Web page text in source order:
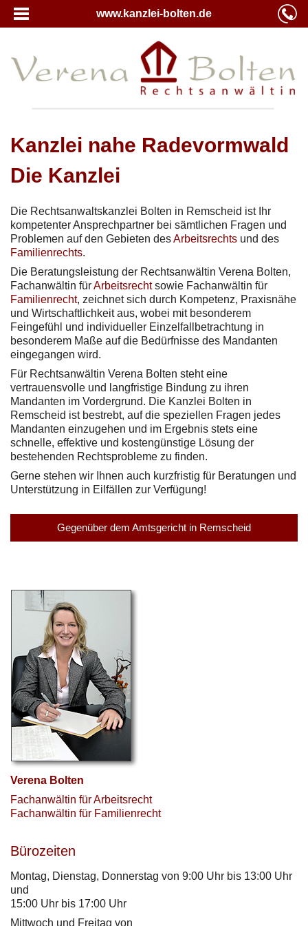
www.kanzlei-bolten.de
Kanzlei nahe Radevormwald
Die Kanzlei
Die Rechtsanwaltskanzlei Bolten in Remscheid ist Ihr
kompetenter Ansprechpartner bei sämtlichen Fragen und
Problemen auf den Gebieten desArbeitsrechts und des
Familienrechts.
Die Beratungsleistung der Rechtsanwältin Verena Bolten,
Fachanwältin fürArbeitsrechtsowie Fachanwältin für
Familienrecht, zeichnet sich durch Kompetenz, Praxisnähe
und Wirtschaftlichkeit aus, wobei mit besonderem
Feingefühl und individueller Einzelfallbetrachtung in
besonderem Maße auf die Bedürfnisse des Mandanten
eingegangen wird.
Für Rechtsanwältin Verena Bolten steht eine
vertrauensvolle und langfristige Bindung zu ihren
Mandanten im Vordergrund. Die Kanzlei Bolten in
Remscheid ist bestrebt, auf die speziellen Fragen jedes
Mandanten einzugehen und im Ergebnis stets eine
schnelle, effektive und kostengünstige Lösung der
bestehenden Rechtsprobleme zu finden.
Gerne stehen wir Ihnen auch kurzfristig für Beratungen und
Unterstützung in Eilfällen zur Verfügung!
Gegenüber dem Amtsgericht in Remscheid
Verena Bolten
Fachanwältin für Arbeitsrecht
Fachanwältin für Familienrecht
Bürozeiten
Montag, Dienstag, Donnerstag von 9:00 Uhr bis 13:00 Uhr
und
15:00 Uhr bis 17:00 Uhr
Mittwoch und Freitag von